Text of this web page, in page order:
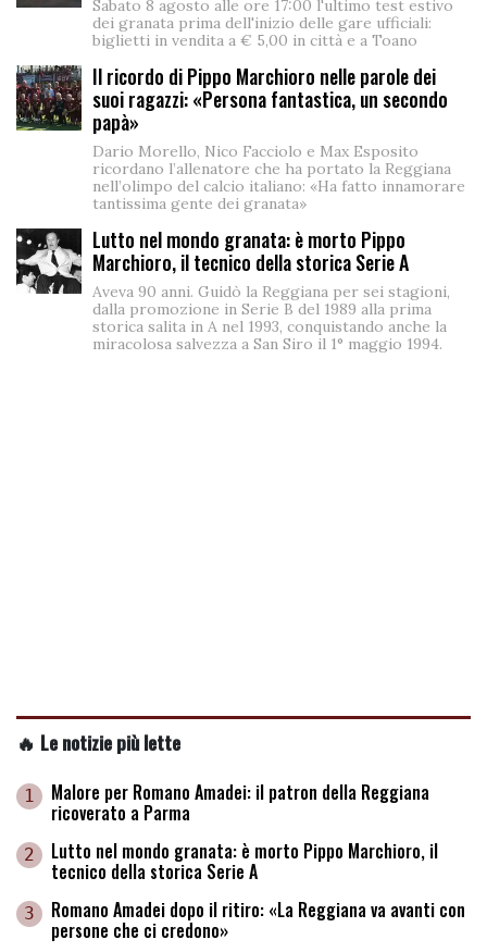
Sabato 8 agosto alle ore 17:00 l'ultimo test estivo
dei granata prima dell'inizio delle gare ufficiali:
biglietti in vendita a € 5,00 in città e a Toano
Il ricordo di Pippo Marchioro nelle parole dei
suoi ragazzi: «Persona fantastica, un secondo
papà»
Dario Morello, Nico Facciolo e Max Esposito
ricordano l’allenatore che ha portato la Reggiana
nell’olimpo del calcio italiano: «Ha fatto innamorare
tantissima gente dei granata»
Lutto nel mondo granata: è morto Pippo
Marchioro, il tecnico della storica Serie A
Aveva 90 anni. Guidò la Reggiana per sei stagioni,
dalla promozione in Serie B del 1989 alla prima
storica salita in A nel 1993, conquistando anche la
miracolosa salvezza a San Siro il 1° maggio 1994.
🔥 Le notizie più lette
1 Malore per Romano Amadei: il patron della Reggiana
ricoverato a Parma
2 Lutto nel mondo granata: è morto Pippo Marchioro, il
tecnico della storica Serie A
3 Romano Amadei dopo il ritiro: «La Reggiana va avanti con
persone che ci credono»